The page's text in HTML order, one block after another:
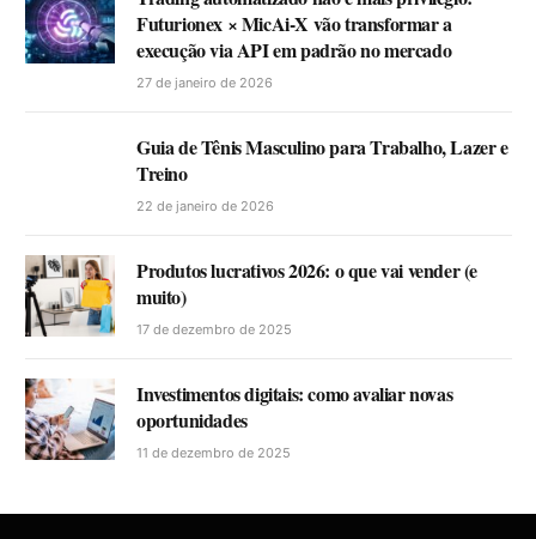
Futurionex × MicAi-X vão transformar a
execução via API em padrão no mercado
27 de janeiro de 2026
Guia de Tênis Masculino para Trabalho, Lazer e
Treino
22 de janeiro de 2026
Produtos lucrativos 2026: o que vai vender (e
muito)
17 de dezembro de 2025
Investimentos digitais: como avaliar novas
oportunidades
11 de dezembro de 2025